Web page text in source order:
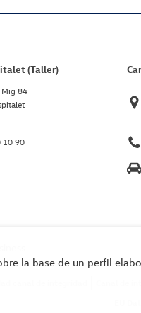
(Taller)
Mig 84
10 90
la base de un perfil